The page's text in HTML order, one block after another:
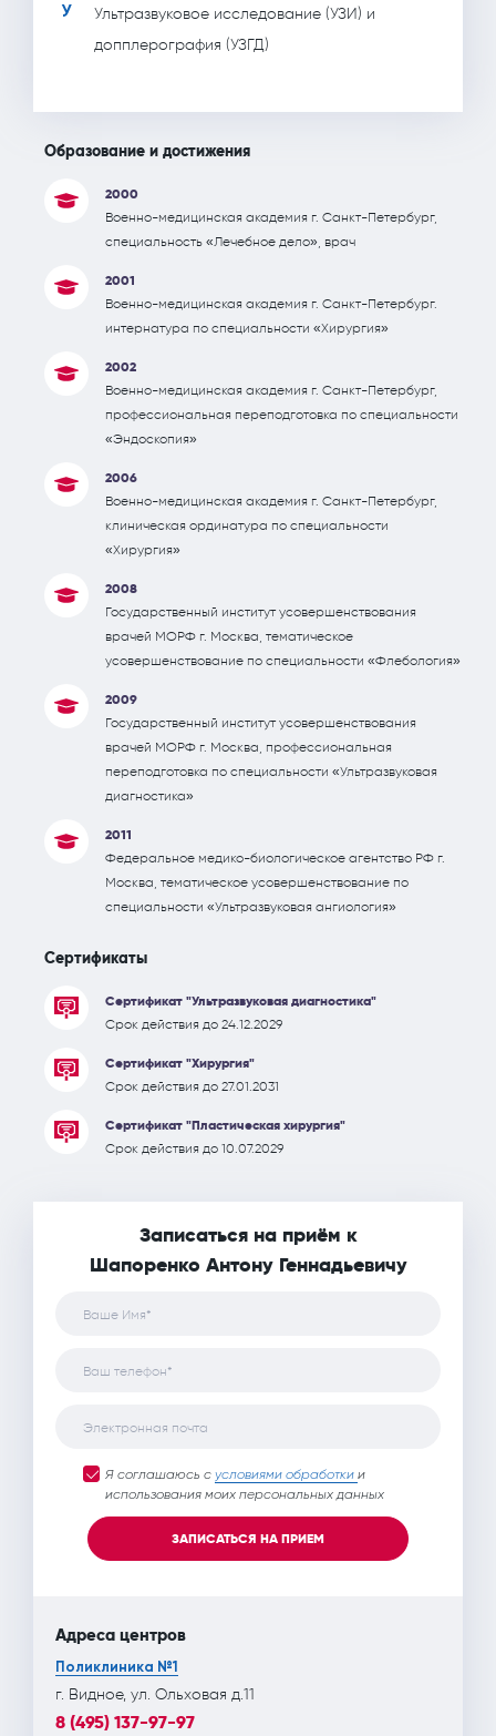
У
Ультразвуковое исследование (УЗИ) и
допплерография (УЗГД)
Образование и достижения
2000
Военно-медицинская академия г. Санкт-Петербург,
специальность «Лечебное дело», врач
2001
Военно-медицинская академия г. Санкт-Петербург.
интернатура по специальности «Хирургия»
2002
Военно-медицинская академия г. Санкт-Петербург,
профессиональная переподготовка по специальности
«Эндоскопия»
2006
Военно-медицинская академия г. Санкт-Петербург,
клиническая ординатура по специальности
«Хирургия»
2008
Государственный институт усовершенствования
врачей МОРФ г. Москва, тематическое
усовершенствование по специальности «Флебология»
2009
Государственный институт усовершенствования
врачей МОРФ г. Москва, профессиональная
переподготовка по специальности «Ультразвуковая
диагностика»
2011
Федеральное медико-биологическое агентство РФ г.
Москва, тематическое усовершенствование по
специальности «Ультразвуковая ангиология»
Сертификаты
Сертификат "Ультразвуковая диагностика"
Срок действия до 24.12.2029
Сертификат "Хирургия"
Срок действия до 27.01.2031
Сертификат "Пластическая хирургия"
Срок действия до 10.07.2029
Записаться на приём к
Шапоренко Антону Геннадьевичу
Ваше Имя*
Ваш телефон*
Электронная почта
Я соглашаюсь с условиями обработки и
использования моих персональных данных
ЗАПИСАТЬСЯ НА ПРИЕМ
Адреса центров
Поликлиника №1
г. Видное, ул. Ольховая д.11
8 (495) 137-97-97